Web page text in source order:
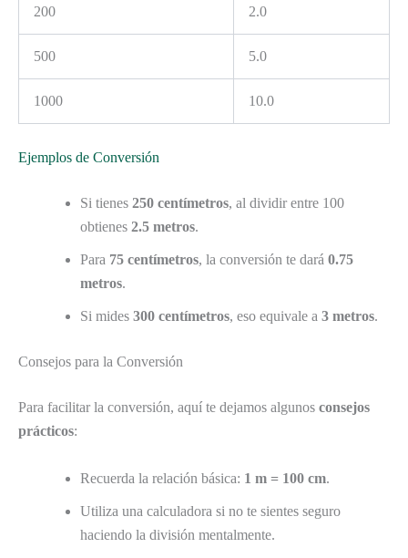
200 2.0
500 5.0
1000 10.0
Ejemplos de Conversión
Si tienes 250 centímetros, al dividir entre 100
obtienes 2.5 metros.
Para 75 centímetros, la conversión te dará 0.75
metros.
Si mides 300 centímetros, eso equivale a 3 metros.
Consejos para la Conversión
Para facilitar la conversión, aquí te dejamos algunos consejos
prácticos:
Recuerda la relación básica: 1 m = 100 cm.
Utiliza una calculadora si no te sientes seguro
haciendo la división mentalmente.